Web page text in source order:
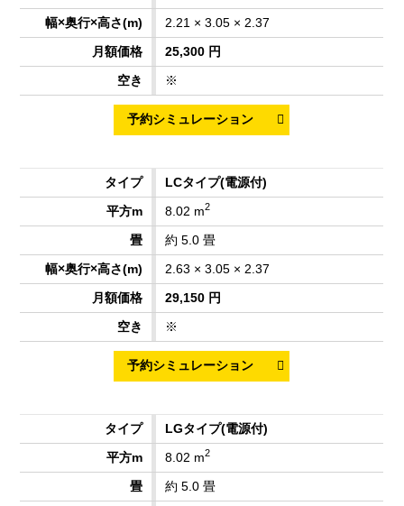
2.21 × 3.05 × 2.37
25,300 円
※
LCタイプ(電源付)
8.02 m2
約 5.0 畳
2.63 × 3.05 × 2.37
29,150 円
※
LGタイプ(電源付)
8.02 m2
約 5.0 畳